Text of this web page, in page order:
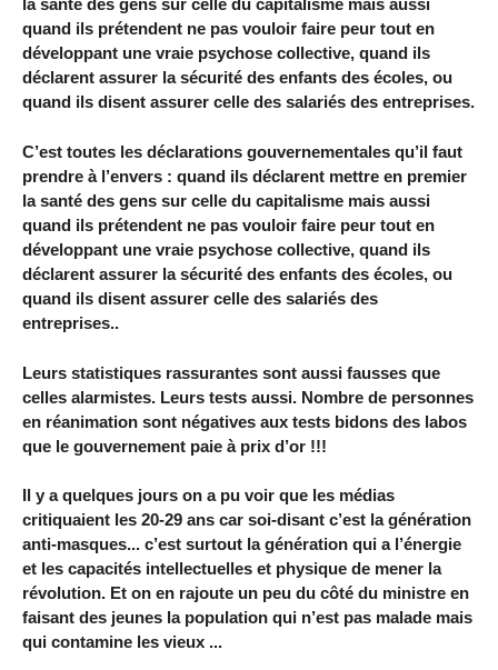
la santé des gens sur celle du capitalisme mais aussi
quand ils prétendent ne pas vouloir faire peur tout en
développant une vraie psychose collective, quand ils
déclarent assurer la sécurité des enfants des écoles, ou
quand ils disent assurer celle des salariés des entreprises.
C’est toutes les déclarations gouvernementales qu’il faut
prendre à l’envers : quand ils déclarent mettre en premier
la santé des gens sur celle du capitalisme mais aussi
quand ils prétendent ne pas vouloir faire peur tout en
développant une vraie psychose collective, quand ils
déclarent assurer la sécurité des enfants des écoles, ou
quand ils disent assurer celle des salariés des
entreprises..
Leurs statistiques rassurantes sont aussi fausses que
celles alarmistes. Leurs tests aussi. Nombre de personnes
en réanimation sont négatives aux tests bidons des labos
que le gouvernement paie à prix d’or !!!
Il y a quelques jours on a pu voir que les médias
critiquaient les 20-29 ans car soi-disant c’est la génération
anti-masques... c’est surtout la génération qui a l’énergie
et les capacités intellectuelles et physique de mener la
révolution. Et on en rajoute un peu du côté du ministre en
faisant des jeunes la population qui n’est pas malade mais
qui contamine les vieux ...